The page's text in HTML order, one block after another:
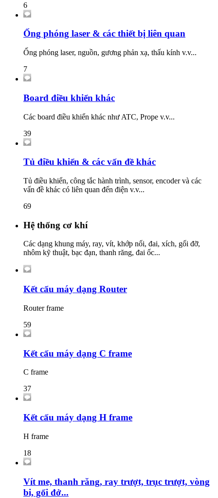
6
Ống phóng laser & các thiết bị liên quan
Ống phóng laser, nguồn, gương phản xạ, thấu kính v.v...
7
Board điều khiển khác
Các board điều khiển khác như ATC, Prope v.v...
39
Tủ điều khiển & các vấn đề khác
Tủ điều khiển, công tắc hành trình, sensor, encoder và các
vấn đề khác có liên quan đến điện v.v...
69
Hệ thống cơ khí
Các dạng khung máy, ray, vít, khớp nối, đai, xích, gối đỡ,
nhôm kỹ thuật, bạc đạn, thanh răng, đai ốc...
Kết cấu máy dạng Router
Router frame
59
Kết cấu máy dạng C frame
C frame
37
Kết cấu máy dạng H frame
H frame
18
Vít me, thanh răng, ray trượt, trục trượt, vòng
bi, gối đở...